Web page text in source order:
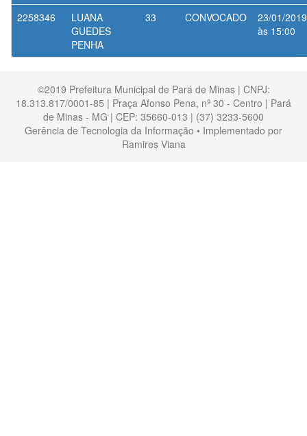
2258346
LUANA
GUEDES
PENHA
33 CONVOCADO
23/01/
às 15:00
©2019 Prefeitura Municipal de Pará de Minas | CNPJ:
18.313.817/0001-85 | Praça Afonso Pena, nº 30 - Centro | Pará
de Minas - MG | CEP: 35660-013 | (37) 3233-5600
Gerência de Tecnologia da Informação • Implementado por
Ramires Viana